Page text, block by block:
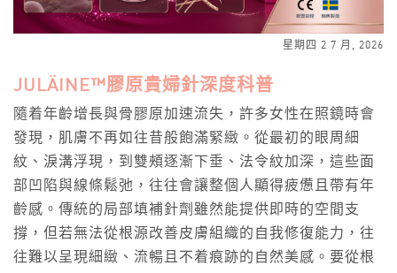
星期四 2 7 月, 2026
JULÄINE™膠原貴婦針深度科普
隨着年齡增長與骨膠原加速流失，許多女性在照鏡時會
發現，肌膚不再如往昔般飽滿緊緻。從最初的眼周細
紋、淚溝浮現，到雙頰逐漸下垂、法令紋加深，這些面
部凹陷與線條鬆弛，往往會讓整個人顯得疲憊且帶有年
齡感。傳統的局部填補針劑雖然能提供即時的空間支
撐，但若無法從根源改善皮膚組織的自我修復能力，往
往難以呈現細緻、流暢且不着痕跡的自然美感。要從根